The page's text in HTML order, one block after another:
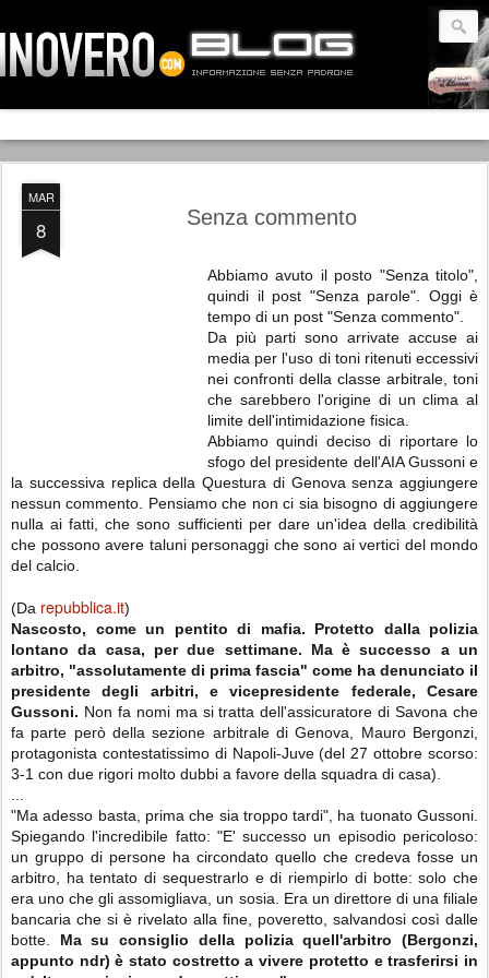
MAR
8 Senza commento
Abbiamo avuto il posto "Senza titolo",
quindi il post "Senza parole". Oggi è
tempo di un post "Senza commento".
Da più parti sono arrivate accuse ai
media per l'uso di toni ritenuti eccessivi
nei confronti della classe arbitrale, toni
che sarebbero l'origine di un clima al
limite dell'intimidazione fisica.
Abbiamo quindi deciso di riportare lo
sfogo del presidente dell'AIA Gussoni e
la successiva replica della Questura di Genova senza aggiungere
nessun commento. Pensiamo che non ci sia bisogno di aggiungere
nulla ai fatti, che sono sufficienti per dare un'idea della credibilità
che possono avere taluni personaggi che sono ai vertici del mondo
del calcio.
(Da repubblica.it)
Nascosto, come un pentito di mafia. Protetto dalla polizia
lontano da casa, per due settimane. Ma è successo a un
arbitro, "assolutamente di prima fascia" come ha denunciato il
presidente degli arbitri, e vicepresidente federale, Cesare
Gussoni. Non fa nomi ma si tratta dell'assicuratore di Savona che
fa parte però della sezione arbitrale di Genova, Mauro Bergonzi,
protagonista contestatissimo di Napoli-Juve (del 27 ottobre scorso:
3-1 con due rigori molto dubbi a favore della squadra di casa).
"Ma adesso basta, prima che sia troppo tardi", ha tuonato Gussoni.
Spiegando l'incredibile fatto: "E' successo un episodio pericoloso:
un gruppo di persone ha circondato quello che credeva fosse un
arbitro, ha tentato di sequestrarlo e di riempirlo di botte: solo che
era uno che gli assomigliava, un sosia. Era un direttore di una filiale
bancaria che si è rivelato alla fine, poveretto, salvandosi così dalle
botte. Ma su consiglio della polizia quell'arbitro (Bergonzi,
appunto ndr) è stato costretto a vivere protetto e trasferirsi in